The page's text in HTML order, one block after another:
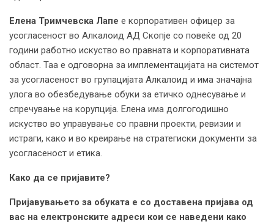
Елена Тримчевска Лапе е корпоративен офицер за
усогласеност во Алкалоид АД Скопје со повеќе од 20
години работно искуство во правната и корпоративната
област. Таа е одговорна за имплементацијата на системот
за усогласеност во групацијата Алкалоид и има значајна
улога во обезбедување обуки за етичко однесување и
спречување на корупција. Елена има долгогодишно
искуство во управување со правни проекти, ревизии и
истраги, како и во креирање на стратегиски документи за
усогласеност и етика.
Како да се пријавите?
Пријавувањето за обуката е со доставена пријава од
вас на електронските адреси кои се наведени како